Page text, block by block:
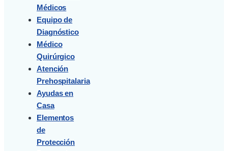
Médicos
Equipo de
Diagnóstico
Médico
Quirúrgico
Atención
Prehospitalaria
Ayudas en
Casa
Elementos
de
Protección